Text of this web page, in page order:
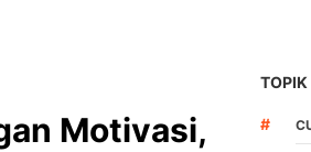
Motivasi,
TOPIK
#